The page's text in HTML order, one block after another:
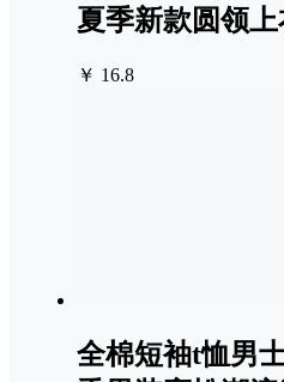
夏季新款圆领上
￥ 16.8
全棉短袖t恤男